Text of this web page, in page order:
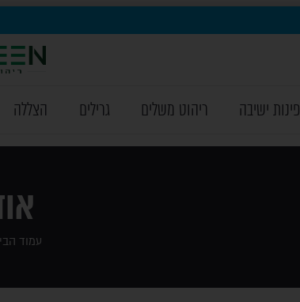
פינות ישיבה ריהוט משלים גרילים הצללה
עמוד